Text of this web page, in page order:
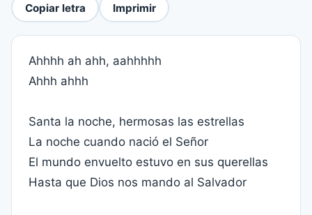
Copiar letra Imprimir
Ahhhh ah ahh, aahhhhh
Ahhh ahhh
Santa la noche, hermosas las estrellas
La noche cuando nació el Señor
El mundo envuelto estuvo en sus querellas
Hasta que Dios nos mando al Salvador